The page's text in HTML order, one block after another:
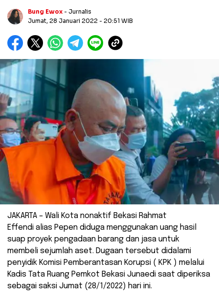
Bung Ewox - Jurnalis
Jumat, 28 Januari 2022 - 20:51 WIB
JAKARTA – Wali Kota nonaktif Bekasi Rahmat
Effendi alias Pepen diduga menggunakan uang hasil
suap proyek pengadaan barang dan jasa untuk
membeli sejumlah aset. Dugaan tersebut didalami
penyidik Komisi Pemberantasan Korupsi ( KPK ) melalui
Kadis Tata Ruang Pemkot Bekasi Junaedi saat diperiksa
sebagai saksi Jumat (28/1/2022) hari ini.